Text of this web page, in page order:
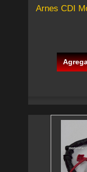
Arnes CDI